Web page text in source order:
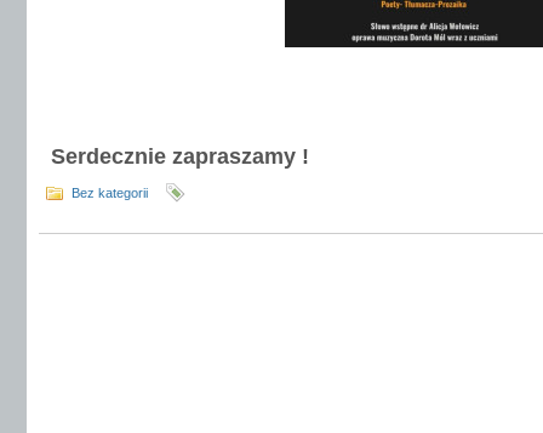
Serdecznie zapraszamy !
Bez kategorii